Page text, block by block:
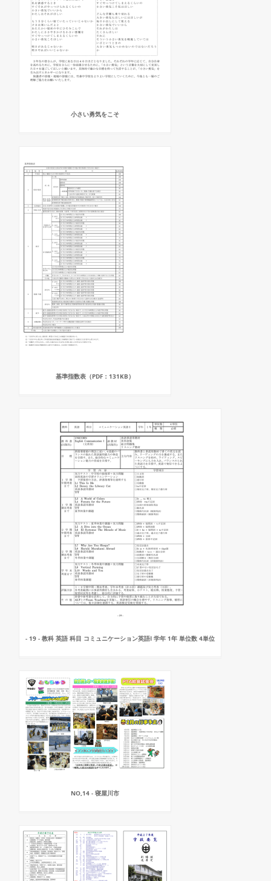
小さい勇気をこそ
基準指数表（PDF：131KB）
- 19 - 教科 英語 科目 コミュニケーション英語Ⅰ 学年 1年 単位数 4単位
NO,14 - 寝屋川市